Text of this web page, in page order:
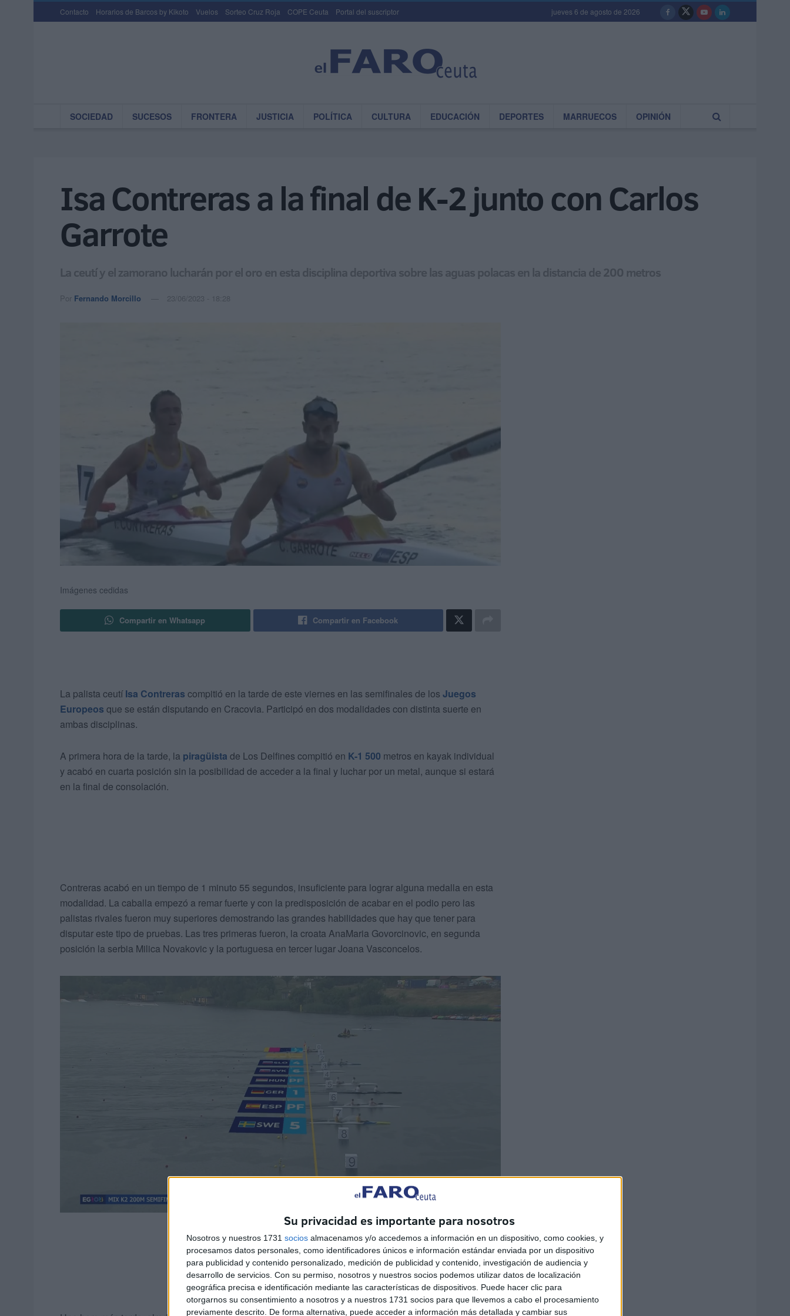
Su privacidad es importante para nosotros
Nosotros y nuestros 1731 socios almacenamos y/o accedemos a información en un dispositivo, como cookies, y
procesamos datos personales, como identificadores únicos e información estándar enviada por un dispositivo
para publicidad y contenido personalizado, medición de publicidad y contenido, investigación de audiencia y
desarrollo de servicios. Con su permiso, nosotros y nuestros socios podemos utilizar datos de localización
geográfica precisa e identificación mediante las características de dispositivos. Puede hacer clic para
otorgarnos su consentimiento a nosotros y a nuestros 1731 socios para que llevemos a cabo el procesamiento
previamente descrito. De forma alternativa, puede acceder a información más detallada y cambiar sus
Contacto Horarios de Barcos by Kikoto Vuelos Sorteo Cruz Roja COPE Ceuta Portal del suscriptor jueves 6 de agosto de 2026
SOCIEDAD SUCESOS FRONTERA JUSTICIA POLÍTICA CULTURA EDUCACIÓN DEPORTES MARRUECOS OPINIÓN
Isa Contreras a la final de K-2 junto con Carlos
Garrote
La ceutí y el zamorano lucharán por el oro en esta disciplina deportiva sobre las aguas polacas en la distancia de 200 metros
Por Fernando Morcillo 23/06/2023 - 18:28
Imágenes cedidas
Compartir en Whatsapp Compartir en Facebook
La palista ceutí Isa Contreras compitió en la tarde de este viernes en las semifinales de los Juegos
Europeos que se están disputando en Cracovia. Participó en dos modalidades con distinta suerte en
ambas disciplinas.
A primera hora de la tarde, la piragüista de Los Delfines compitió en K-1 500 metros en kayak individual
y acabó en cuarta posición sin la posibilidad de acceder a la final y luchar por un metal, aunque si estará
en la final de consolación.
Contreras acabó en un tiempo de 1 minuto 55 segundos, insuficiente para lograr alguna medalla en esta
modalidad. La caballa empezó a remar fuerte y con la predisposición de acabar en el podio pero las
palistas rivales fueron muy superiores demostrando las grandes habilidades que hay que tener para
disputar este tipo de pruebas. Las tres primeras fueron, la croata AnaMaria Govorcinovic, en segunda
posición la serbia Milica Novakovic y la portuguesa en tercer lugar Joana Vasconcelos.